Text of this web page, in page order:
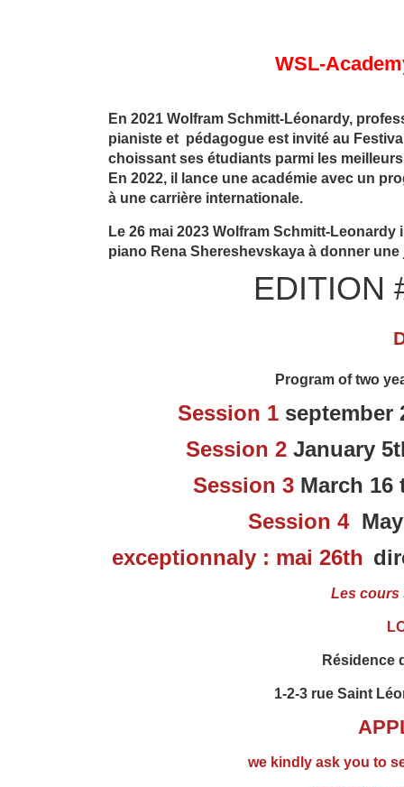
WSL-
En 2021 Wolfram Schmitt-Léonardy,
pianiste et pédagogue est invité au
choissant ses étudiants parmi les
En 2022, il lance une académie avec un
à une carrière internationale.
Le 26 mai 2023 Wolfram Schmitt-
piano Rena Shereshevskaya à donner
EDITION
Program of two
Session 1 september
Session 2January
Session 3 March
Session 4May
exceptionnaly : mai 26th
Les cours
Résidence
1-2-3 rue Saint
we kindly ask you to